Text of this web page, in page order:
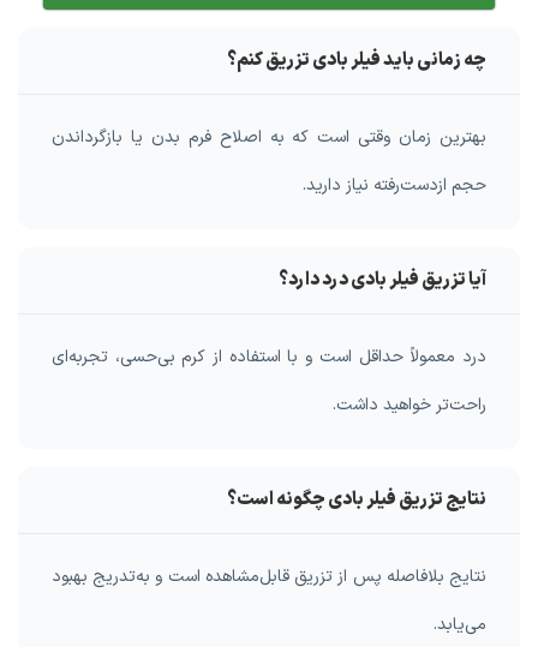
چه زمانی باید فیلر بادی تزریق کنم؟
بهترین زمان وقتی است که به اصلاح فرم بدن یا بازگرداندن
حجم ازدست‌رفته نیاز دارید.
آیا تزریق فیلر بادی درد دارد؟
درد معمولاً حداقل است و با استفاده از کرم بی‌حسی، تجربه‌ای
راحت‌تر خواهید داشت.
نتایج تزریق فیلر بادی چگونه است؟
نتایج بلافاصله پس از تزریق قابل‌مشاهده است و به‌تدریج بهبود
می‌یابد.